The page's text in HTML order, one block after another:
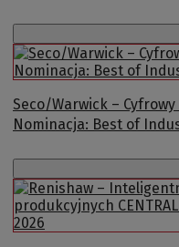
Seco/Warwick –
Nominacja: Best of